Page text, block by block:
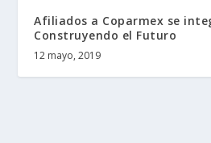
Afiliados a Coparmex se
Construyendo el Futuro
12 mayo, 2019